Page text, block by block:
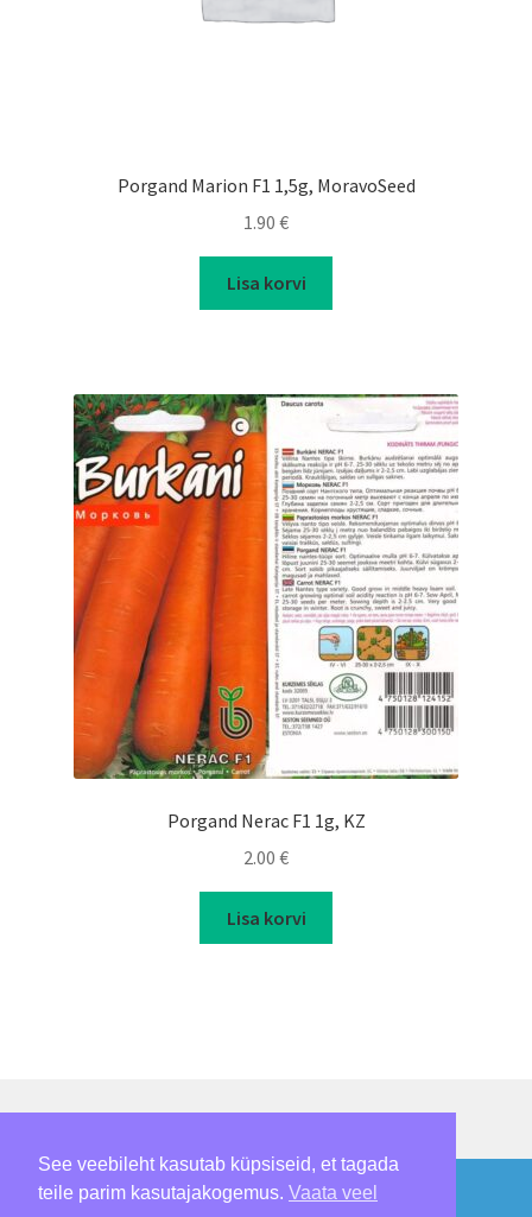
E-pood ei tööta
Porgand Marion F1 1,5g, MoravoSeed
1.90 €
Lisa korvi
Porgand Nerac F1 1g, KZ
2.00 €
Lisa korvi
© Loomepalmik 2026
Built with WooCommerce.
See veebileht kasutab küpsiseid, et tagada
teile parim kasutajakogemus. Vaata veel